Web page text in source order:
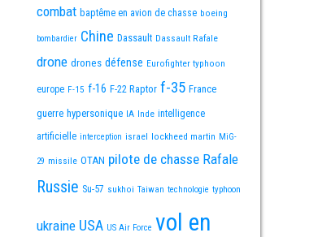
combat baptême en avion de chasse boeing
bombardier Chine Dassault Dassault Rafale
drone drones défense Eurofighter typhoon
europe F-15 f-16 F-22 Raptor f-35 France
guerre hypersonique IA Inde intelligence
artificielle interception israel lockheed martin MiG-
29 missile OTAN pilote de chasse Rafale
Russie Su-57 sukhoi Taiwan technologie typhoon
ukraine USA US Air Force vol en